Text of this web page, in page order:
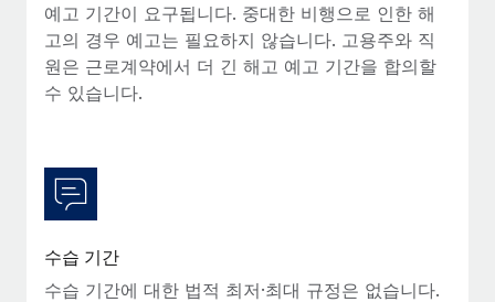
Shootsta가 Remote를 통해 네 개의 시장에서 글로벌
채용을 확장한 방법
비디오 콘텐츠를 활용한 마케팅이 계속해서 인기를 끌면서, 기업들
자세히 알아보기
예고 기간이 요구됩니다. 중대한 비행으로 인한 해
고의 경우 예고는 필요하지 않습니다. 고용주와 직
원은 근로계약에서 더 긴 해고 예고 기간을 합의할
수 있습니다.
수습 기간
수습 기간에 대한 법적 최저·최대 규정은 없습니다.